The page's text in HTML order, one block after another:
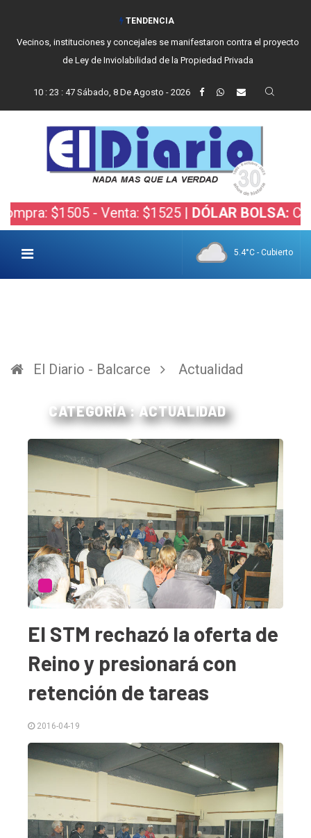
TENDENCIA
Reino recibió a instituciones y confirmó gestiones para sumar una nueva
fuerza de seguridad a Balcarce
10 : 23 : 49 Sábado, 8 De Agosto - 2026
- Venta: $1525 | DÓLAR BOLSA: Compra:
5.4°C - Cubierto
El Diario - Balcarce Actualidad
CATEGORÍA : ACTUALIDAD
El STM rechazó la oferta de
Reino y presionará con
retención de tareas
2016-04-19